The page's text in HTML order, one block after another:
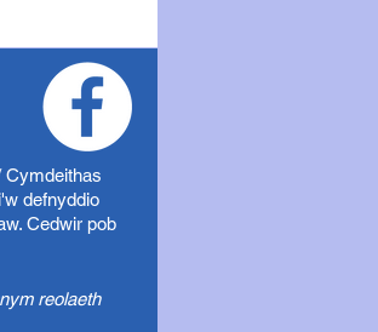
Cymdeithas
defnyddio
Cedwir pob
reolaeth